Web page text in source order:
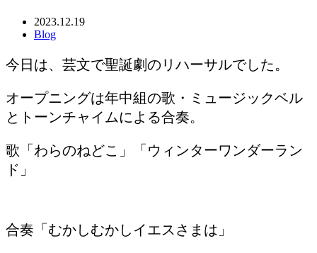
2023.12.19
Blog
今日は、芸文で聖誕劇のリハーサルでした。
オープニングは年中組の歌・ミュージックベル
とトーンチャイムによる合奏。
歌「わらのねどこ」「ウィンターワンダーラン
ド」
合奏「むかしむかしイエスさまは」